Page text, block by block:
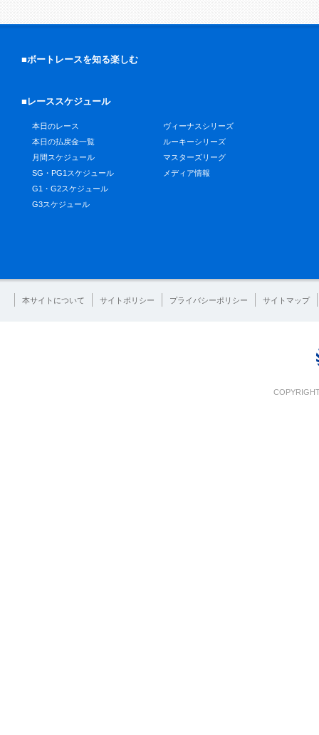
■ボートレースを知る楽しむ
■レーススケジュール
本日のレース
本日の払戻金一覧
月間スケジュール
SG・PG1スケジュール
G1・G2スケジュール
G3スケジュール
ヴィーナスシリーズ
ルーキーシリーズ
マスターズリーグ
メディア情報
本サイトについて サイトポリシー プライバシーポリシー サイトマップ